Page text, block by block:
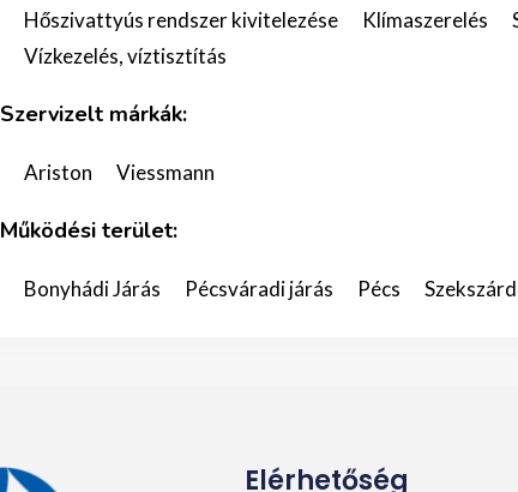
Hőszivattyús rendszer kivitelezése
Klímaszerelés
Vízkezelés, víztisztítás
Szervizelt márkák:
Ariston Viessmann
Működési terület:
Bonyhádi Járás Pécsváradi járás Pécs Szekszárd
Elérhetőség